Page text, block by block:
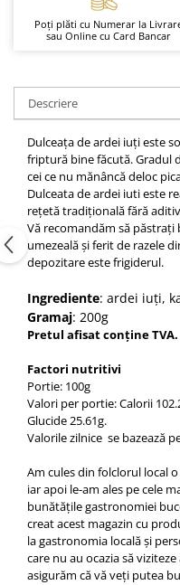
Poți plăti cu Numerar la
sau Online cu Card Bancar
Descriere
Dulceața de ardei iuți este
friptură bine făcută. Gradul
cei ce nu mănâncă deloc
Dulceata de ardei iuti este
rețetă tradițională fără
Vă recomandăm să
umezeală și ferit de razele
depozitare este frigiderul.
Ingrediente: ardei iuți,
Gramaj: 200g
Pretul afisat conține TVA.
Factori nutritivi
Portie: 100g
Valori per portie: Calorii
Glucide 25.61g.
Valorile zilnice se bazează
Am cules din folclorul local
iar apoi le-am ales pe cele
bunătățile gastronomiei
creat acest magazin cu
la gastronomia locală și
care nu au ocazia să
asigurăm că vă veți putea